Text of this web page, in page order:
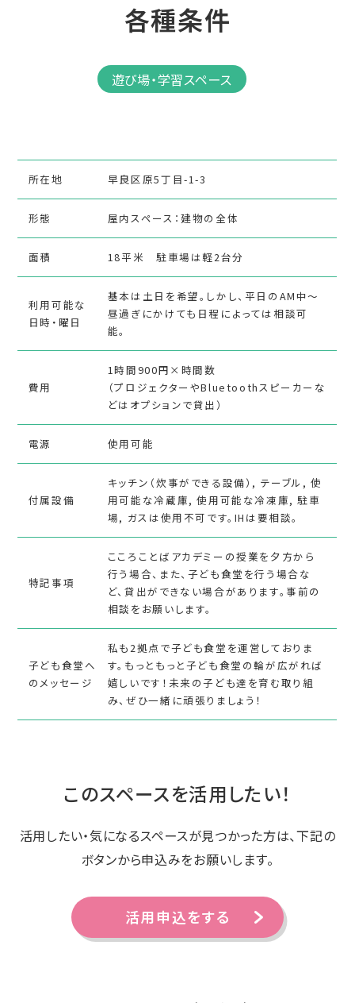
各種条件
遊び場・学習スペース
所在地 早良区原5丁目-1-3
形態 屋内スペース：建物の全体
面積 18平米 駐車場は軽2台分
利用可能な
日時・曜日
基本は土日を希望。しかし、平日のAM中～
昼過ぎにかけても日程によっては相談可
能。
費用
1時間900円×時間数
（プロジェクターやBluetoothスピーカーな
どはオプションで貸出）
電源 使用可能
付属設備
キッチン（炊事ができる設備）, テーブル, 使
用可能な冷蔵庫, 使用可能な冷凍庫, 駐車
場, ガスは使用不可です。IHは要相談。
特記事項
こころことばアカデミーの授業を夕方から
行う場合、また、子ども食堂を行う場合な
ど、貸出ができない場合があります。事前の
相談をお願いします。
子ども食堂へ
のメッセージ
私も2拠点で子ども食堂を運営しておりま
す。もっともっと子ども食堂の輪が広がれば
嬉しいです！未来の子ども達を育む取り組
み、ぜひ一緒に頑張りましょう！
このスペースを活用したい！
活用したい・気になるスペースが見つかった方は、下記の
ボタンから申込みをお願いします。
活用申込をする